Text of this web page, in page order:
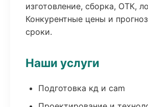
изготовление, сборка, ОТК,
Конкурентные цены и
сроки.
Наши услуги
Подготовка кд и cam